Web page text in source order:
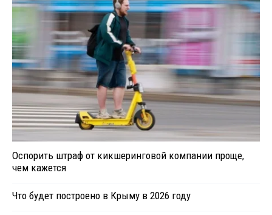
Оспорить штраф от кикшеринговой компании проще,
чем кажется
Что будет построено в Крыму в 2026 году